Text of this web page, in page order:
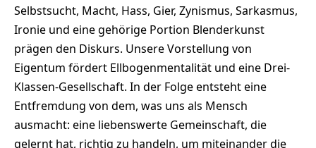
Selbstsucht, Macht, Hass, Gier, Zynismus, Sarkasmus,
Ironie und eine gehörige Portion Blenderkunst
prägen den Diskurs. Unsere Vorstellung von
Eigentum fördert Ellbogenmentalität und eine Drei-
Klassen-Gesellschaft. In der Folge entsteht eine
Entfremdung von dem, was uns als Mensch
ausmacht: eine liebenswerte Gemeinschaft, die
gelernt hat, richtig zu handeln, um miteinander die